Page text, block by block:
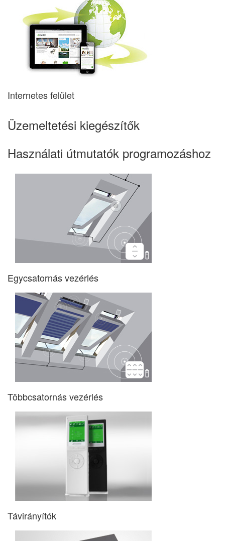
Internetes felület
Üzemeltetési kiegészítők
Használati útmutatók programozáshoz
Egycsatornás vezérlés
Többcsatornás vezérlés
Távirányítók